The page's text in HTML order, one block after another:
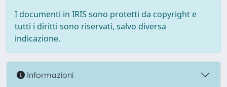
I documenti in IRIS sono protetti da copyright e
tutti i diritti sono riservati, salvo diversa
indicazione.
Informazioni